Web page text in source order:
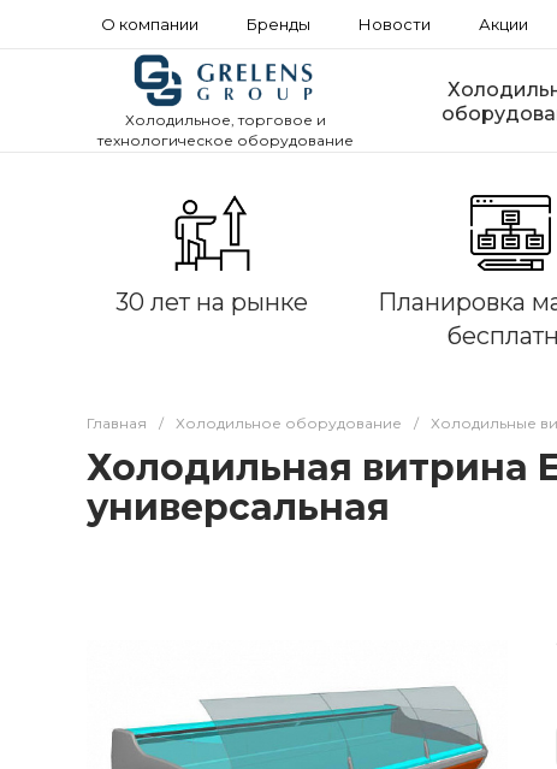
О компании Бренды Новости Акции
Холодильное, торговое и
технологическое оборудование
30 лет на рынке
Планировка
Главная / Холодильное оборудование / Холодильные
Холодильная витрина
универсальная